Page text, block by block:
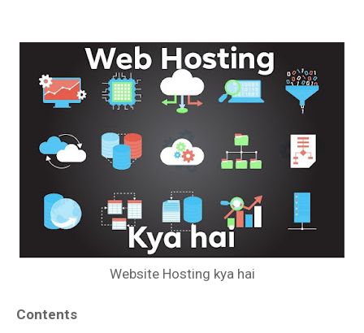
Website Hosting kya hai
Contents